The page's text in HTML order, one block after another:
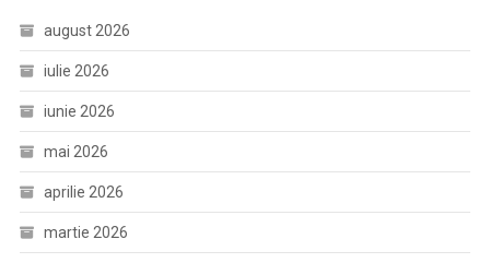
august 2026
iulie 2026
iunie 2026
mai 2026
aprilie 2026
martie 2026